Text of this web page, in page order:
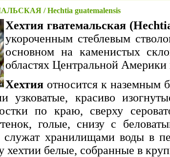
/ Hechtia guatemalensis
Хехтия гватемальская
укороченным стеблевым
основном на каменистых
областях Центральной
Хехтия относится к наземным
узковатые, красиво
по краю, сверху
голые, снизу с
хранилищами воды в
хехтии белые, собранные в